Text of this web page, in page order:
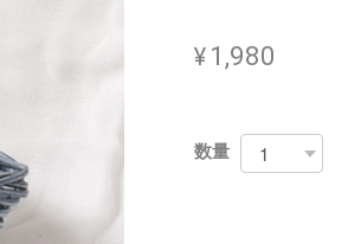
¥1,980
数量